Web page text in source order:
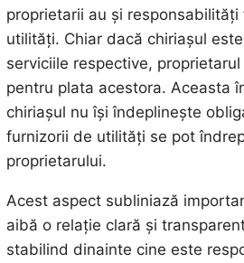
proprietarii au și
utilități. Chiar dacă chiriașul
serviciile respective,
pentru plata acestora. Aceasta
chiriașul nu își îndeplinește
furnizorii de utilități se pot
proprietarului.
Acest aspect subliniază
aibă o relație clară și
stabilind dinainte cine este